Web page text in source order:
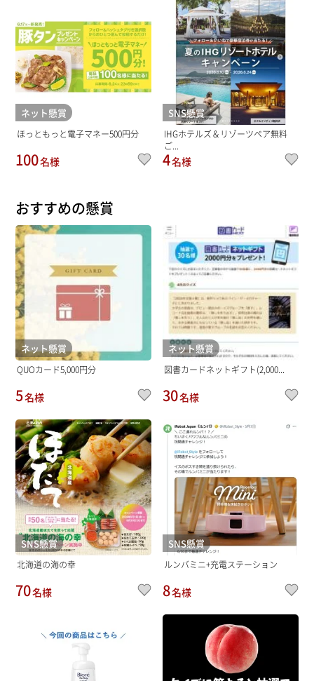
ネット懸賞
ほっともっと電子マネー500円分
100名様
SNS懸賞
IHGホテルズ＆リゾーツペア無料
ご...
4名様
おすすめの懸賞
ネット懸賞
QUOカード5,000円分
5名様
ネット懸賞
図書カードネットギフト(2,000...
30名様
SNS懸賞
北海道の海の幸
70名様
SNS懸賞
ルンバミニ+充電ステーション
8名様